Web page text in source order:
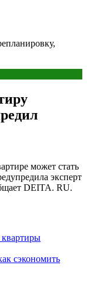
может стать
эксперт
DEITA. RU.
квартиры
сэкономить